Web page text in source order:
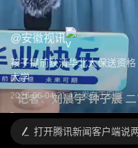
@安徽视讯
孩子提前获清华北大保送资
大学
2026-06-04 21:42 发布于安徽
打开腾讯新闻客户端说